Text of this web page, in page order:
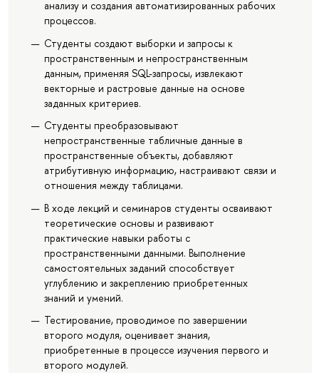
анализу и создания автоматизированных рабочих
процессов.
Студенты создают выборки и запросы к
пространственным и непространственным
данным, применяя SQL-запросы, извлекают
векторные и растровые данные на основе
заданных критериев.
Студенты преобразовывают
непространственные табличные данные в
пространственные объекты, добавляют
атрибутивную информацию, настраивают связи и
отношения между таблицами.
В ходе лекций и семинаров студенты осваивают
теоретические основы и развивают
практические навыки работы с
пространственными данными. Выполнение
самостоятельных заданий способствует
углублению и закреплению приобретенных
знаний и умений.
Тестирование, проводимое по завершении
второго модуля, оценивает знания,
приобретенные в процессе изучения первого и
второго модулей.